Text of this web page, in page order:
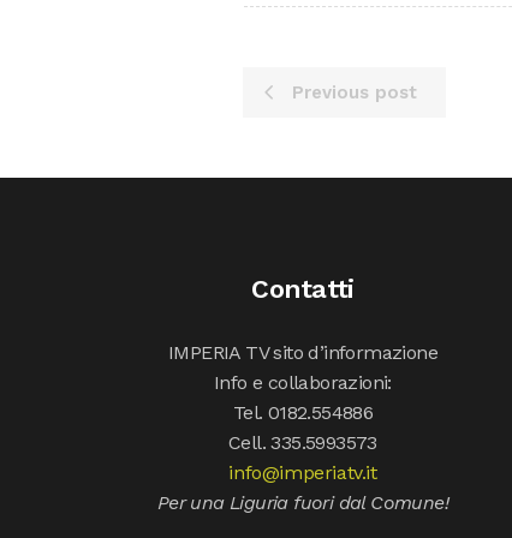
Previous post
Contatti
IMPERIA TV sito d’informazione
Info e collaborazioni:
Tel. 0182.554886
Cell. 335.5993573
info@imperiatv.it
Per una Liguria fuori dal Comune!